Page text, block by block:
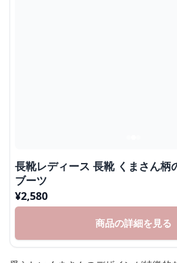
長靴レディース 長靴 くまさん柄
ブーツ
¥2,580
商品の詳細を見る